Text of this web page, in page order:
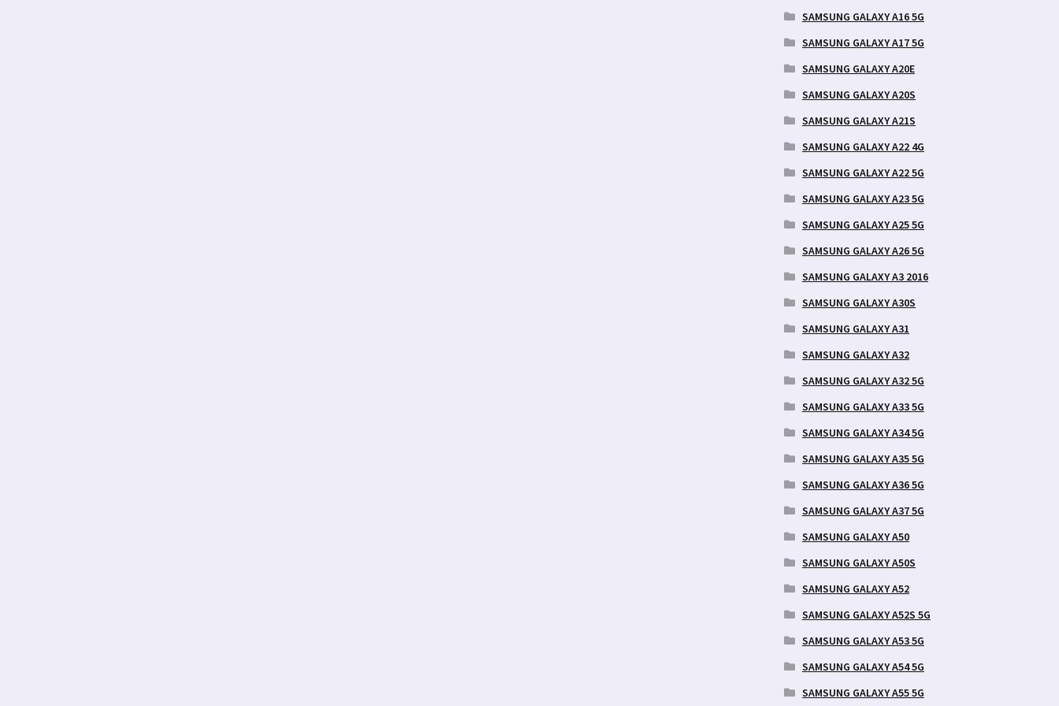
SAMSUNG GALAXY A16 5G
SAMSUNG GALAXY A17 5G
SAMSUNG GALAXY A20E
SAMSUNG GALAXY A20S
SAMSUNG GALAXY A21S
SAMSUNG GALAXY A22 4G
SAMSUNG GALAXY A22 5G
SAMSUNG GALAXY A23 5G
SAMSUNG GALAXY A25 5G
SAMSUNG GALAXY A26 5G
SAMSUNG GALAXY A3 2016
SAMSUNG GALAXY A30S
SAMSUNG GALAXY A31
SAMSUNG GALAXY A32
SAMSUNG GALAXY A32 5G
SAMSUNG GALAXY A33 5G
SAMSUNG GALAXY A34 5G
SAMSUNG GALAXY A35 5G
SAMSUNG GALAXY A36 5G
SAMSUNG GALAXY A37 5G
SAMSUNG GALAXY A50
SAMSUNG GALAXY A50S
SAMSUNG GALAXY A52
SAMSUNG GALAXY A52S 5G
SAMSUNG GALAXY A53 5G
SAMSUNG GALAXY A54 5G
SAMSUNG GALAXY A55 5G